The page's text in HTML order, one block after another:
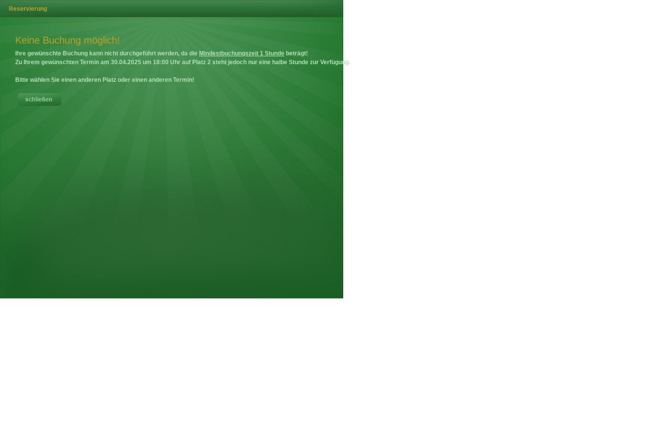
Reservierung
Keine Buchung möglich!
Ihre gewünschte Buchung kann nicht durchgeführt werden, da die Mindestbuchungszeit 1 Stunde beträgt!
Zu Ihrem gewünschten Termin am 30.04.2025 um 18:00 Uhr auf Platz 2 steht jedoch nur eine halbe Stunde zur Verfügung.
Bitte wählen Sie einen anderen Platz oder einen anderen Termin!